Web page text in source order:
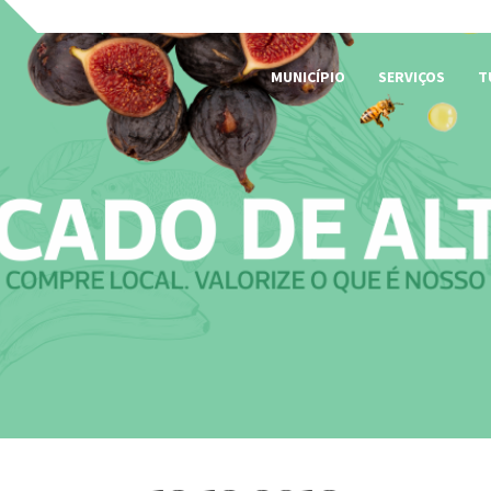
MUNICÍPIO
SERVIÇOS